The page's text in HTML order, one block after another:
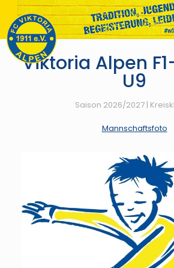
Viktoria Alpen
U9
Saison 2026/2027 |
Mannschaftsfoto